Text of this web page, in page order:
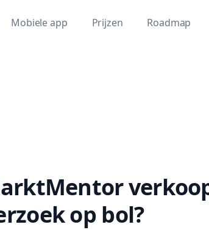
Mobiele app Prijzen Roadmap
op bol?